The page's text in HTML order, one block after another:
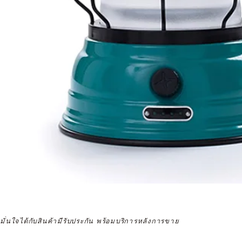
มั่นใจได้กับสินค้ามีรับประกัน พร้อมบริการหลังการขาย